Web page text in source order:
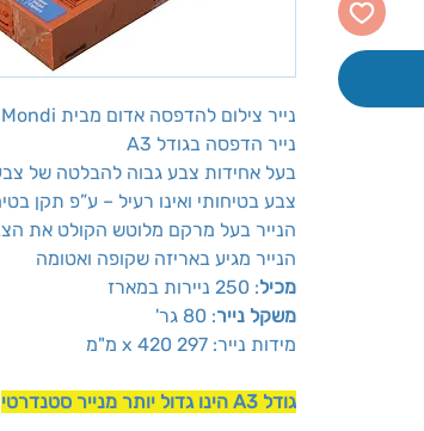
נייר צילום להדפסה אדום מבית Mondi למדפסות סורקים ופקסים..
נייר הדפסה בגודל A3
בעל אחידות צבע גבוה להבלטה של
צבע בטיחותי ואינו רעיל – ע”פ תקן
הנייר בעל מרקם מלוטש הקולט את
הנייר מגיע באריזה שקופה ואטומה
מכיל: 250 ניירות במארז
משקל נייר: 80 גר'
מידות נייר: 297 x 420 מ"מ
גודל A3 הינו גדול יותר מנייר סטנדרטי